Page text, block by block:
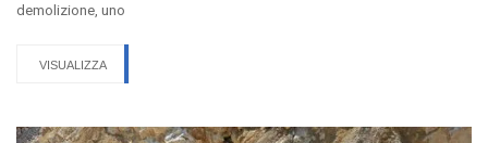
demolizione, uno
VISUALIZZA